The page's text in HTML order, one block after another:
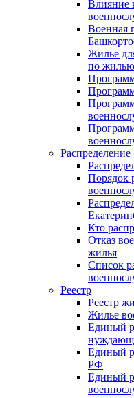
Влияние
Военная
Жилье
по жилью
Распределение
Порядок
Кто
Отказ
жилья
Список
Реестр
Реестр
Жилье
Единый
Единый
РФ
Единый